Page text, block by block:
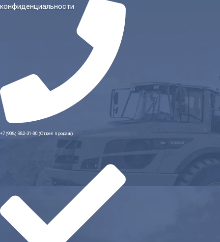
конфиденциальности
+7 (908) 982-31-00 (Отдел продаж)